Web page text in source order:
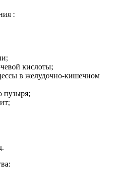
:
кислоты;
в желудочно-кишечном
пузыря;